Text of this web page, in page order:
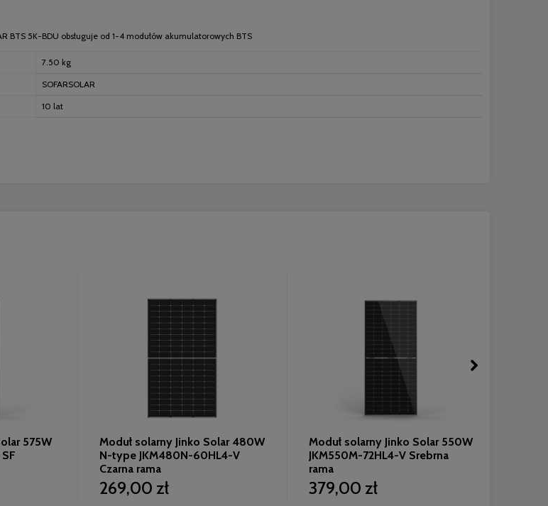
BTS 5K-BDU obsługuje od 1-4 modułów akumulatorowych BTS
7.50 kg
SOFARSOLAR
10 lat
575W
Moduł solarny Jinko Solar 480W
N-type JKM480N-60HL4-V
Czarna rama
269,00 zł
Moduł solarny Jinko Solar 550W
JKM550M-72HL4-V Srebrna
rama
379,00 zł